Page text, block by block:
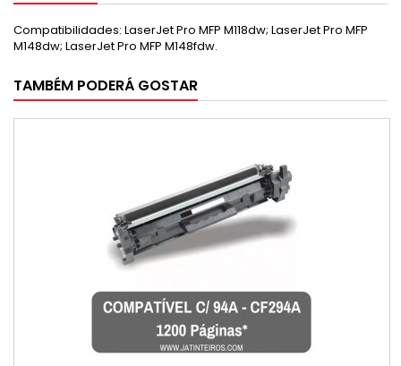
Compatibilidades: LaserJet Pro MFP M118dw; LaserJet Pro MFP
M148dw; LaserJet Pro MFP M148fdw.
TAMBÉM PODERÁ GOSTAR